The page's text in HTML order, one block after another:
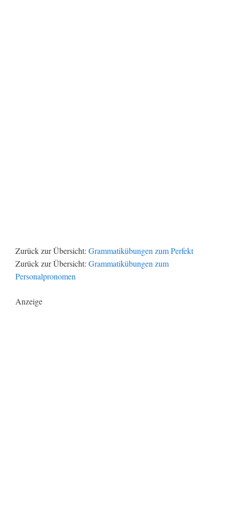
Zurück zur Übersicht: Grammatikübungen zum Perfekt
Zurück zur Übersicht: Grammatikübungen zum
Personalpronomen
Anzeige